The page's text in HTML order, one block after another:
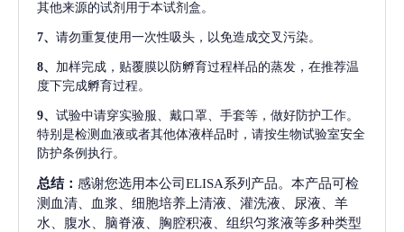
其他来源的试剂用于本试剂盒。
7、 请勿重复使用一次性吸头，以免造成交叉污染。
8、 加样完成，贴覆膜以防孵育过程样品的蒸发，在推荐温
度下完成孵育过程。
9、 试验中请穿实验服、戴口罩、手套等，做好防护工作。
特别是检测血液或者其他体液样品时，请按生物试验室安全
防护条例执行。
总结： 感谢您选用本公司ELISA系列产品。本产品可检
测血清、血浆、细胞培养上清液、灌洗液、尿液、羊
水、腹水、脑脊液、胸腔积液、组织匀浆液等多种类型